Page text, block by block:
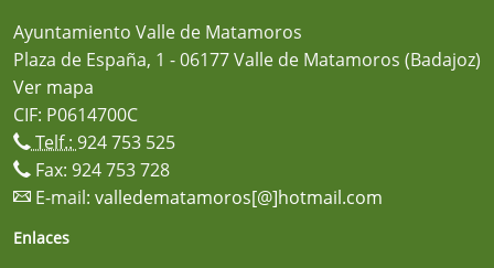
Ayuntamiento Valle de Matamoros
Plaza de España, 1 - 06177 Valle de Matamoros (Badajoz)
Ver mapa
CIF: P0614700C
Telf.: 924 753 525
Fax: 924 753 728
E-mail: valledematamoros[@]hotmail.com
Enlaces